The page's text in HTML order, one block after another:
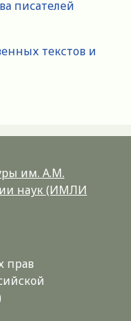
писателей
текстов и
им. А.М.
наук (ИМЛИ
прав